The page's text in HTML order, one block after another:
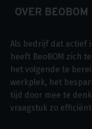
OVER BEOBOM
Als bedrijf dat actief
heeft BeoBOM zich
het volgende te
werkplek, het
tijd door mee te
vraagstuk zo